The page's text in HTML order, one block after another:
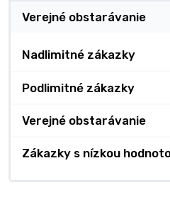
Verejné obstarávanie
Nadlimitné zákazky
Podlimitné zákazky
Verejné obstarávanie
Zákazky s nízkou